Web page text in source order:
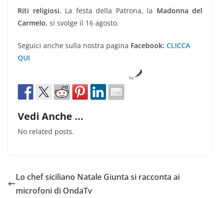
Riti religiosi. La festa della Patrona, la Madonna del
Carmelo, si svolge il 16 agosto.
Seguici anche sulla nostra pagina Facebook: CLICCA
QUI
by
Vedi Anche ...
No related posts.
Lo chef siciliano Natale Giunta si racconta ai
microfoni di OndaTv